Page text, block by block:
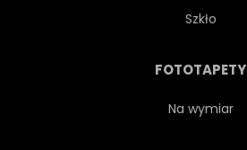
STRUKTURA
Szkło
FOTOTAPETY
Na wymiar